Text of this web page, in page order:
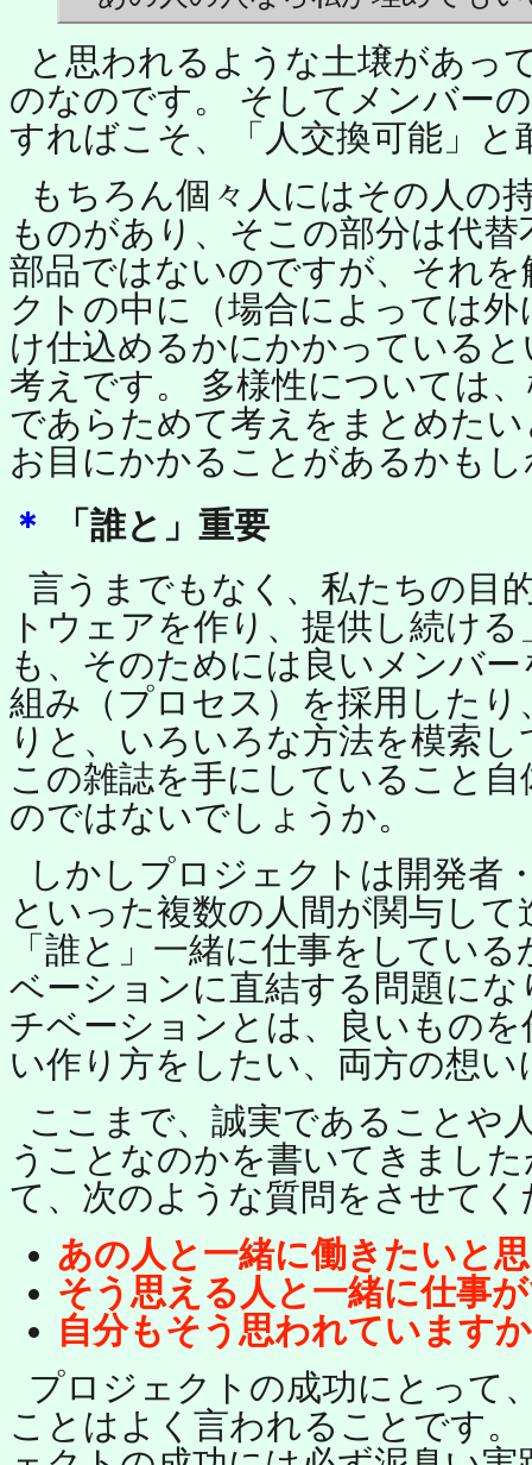
と思われるような土壌があっ
のなのです。 そしてメンバー
すればこそ、「人交換可能」と
もちろん個々人にはその人の
ものがあり、そこの部分は代
部品ではないのですが、それ
クトの中に（場合によっては
け仕込めるかにかかっている
考えです。 多様性については
であらためて考えをまとめた
お目にかかることがあるかも
＊
「誰と」重要
言うまでもなく、私たちの目
トウェアを作り、提供し続け
も、そのためには良いメンバ
組み（プロセス）を採用した
りと、いろいろな方法を模索
この雑誌を手にしていること
のではないでしょうか。
しかしプロジェクトは開発者
といった複数の人間が関与し
「誰と」一緒に仕事をしてい
ベーションに直結する問題に
チベーションとは、良いもの
い作り方をしたい、両方の想
ここまで、誠実であることや
うことなのかを書いてきまし
て、次のような質問をさせてく
あの人と一緒に働きたいと
そう思える人と一緒に仕事
自分もそう思われています
プロジェクトの成功にとって
ことはよく言われることです